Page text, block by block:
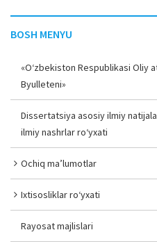
BOSH MENYU
«O‘zbekiston Respublikasi Oliy
Byulleteni»
Dissertatsiya asosiy ilmiy
ilmiy nashrlar ro‘yxati
Ochiq ma’lumotlar
Ixtisosliklar ro‘yxati
Rayosat majlislari